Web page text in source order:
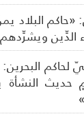
البلاد
ويشرِّدهم
البحرين:
النشأة